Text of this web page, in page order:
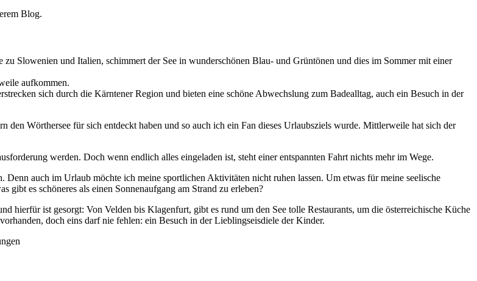
Slowenien und Italien, schimmert der See in wunderschönen Blau- und Grüntönen und dies im Sommer mit einer
aufkommen.
sich durch die Kärntener Region und bieten eine schöne Abwechslung zum Badealltag, auch ein Besuch in der
den Wörthersee für sich entdeckt haben und so auch ich ein Fan dieses Urlaubsziels wurde. Mittlerweile hat sich der
werden. Doch wenn endlich alles eingeladen ist, steht einer entspannten Fahrt nichts mehr im Wege.
auch im Urlaub möchte ich meine sportlichen Aktivitäten nicht ruhen lassen. Um etwas für meine seelische
gibt es schöneres als einen Sonnenaufgang am Strand zu erleben?
hierfür ist gesorgt: Von Velden bis Klagenfurt, gibt es rund um den See tolle Restaurants, um die österreichische Küche
doch eins darf nie fehlen: ein Besuch in der Lieblingseisdiele der Kinder.